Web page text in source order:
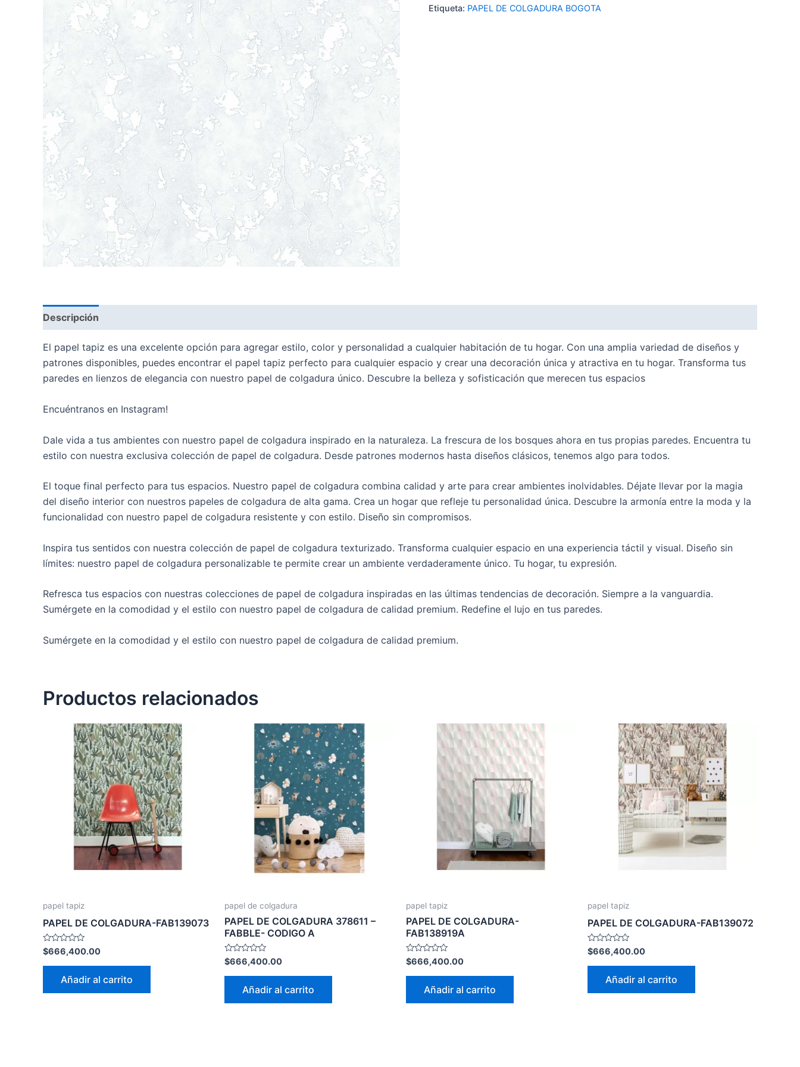
Etiqueta: PAPEL DE COLGADURA BOGOTA
Descripción
El papel tapiz es una excelente opción para agregar estilo, color y personalidad a cualquier habitación de tu hogar. Con una amplia variedad de diseños y
patrones disponibles, puedes encontrar el papel tapiz perfecto para cualquier espacio y crear una decoración única y atractiva en tu hogar. Transforma tus
paredes en lienzos de elegancia con nuestro papel de colgadura único. Descubre la belleza y sofisticación que merecen tus espacios
Encuéntranos en Instagram!
Dale vida a tus ambientes con nuestro papel de colgadura inspirado en la naturaleza. La frescura de los bosques ahora en tus propias paredes. Encuentra tu
estilo con nuestra exclusiva colección de papel de colgadura. Desde patrones modernos hasta diseños clásicos, tenemos algo para todos.
El toque final perfecto para tus espacios. Nuestro papel de colgadura combina calidad y arte para crear ambientes inolvidables. Déjate llevar por la magia
del diseño interior con nuestros papeles de colgadura de alta gama. Crea un hogar que refleje tu personalidad única. Descubre la armonía entre la moda y la
funcionalidad con nuestro papel de colgadura resistente y con estilo. Diseño sin compromisos.
Inspira tus sentidos con nuestra colección de papel de colgadura texturizado. Transforma cualquier espacio en una experiencia táctil y visual. Diseño sin
límites: nuestro papel de colgadura personalizable te permite crear un ambiente verdaderamente único. Tu hogar, tu expresión.
Refresca tus espacios con nuestras colecciones de papel de colgadura inspiradas en las últimas tendencias de decoración. Siempre a la vanguardia.
Sumérgete en la comodidad y el estilo con nuestro papel de colgadura de calidad premium. Redefine el lujo en tus paredes.
Sumérgete en la comodidad y el estilo con nuestro papel de colgadura de calidad premium.
Productos relacionados
papel tapiz
PAPEL DE COLGADURA-FAB139073
Valorado
con
0
$666,400.00
Añadir al carrito
papel de colgadura
PAPEL DE COLGADURA 378611 –
FABBLE- CODIGO A
Valorado
con
0
$666,400.00
Añadir al carrito
papel tapiz
PAPEL DE COLGADURA-
FAB138919A
Valorado
con
0
$666,400.00
Añadir al carrito
papel tapiz
PAPEL DE COLGADURA-FAB139072
Valorado
con
0
$666,400.00
Añadir al carrito